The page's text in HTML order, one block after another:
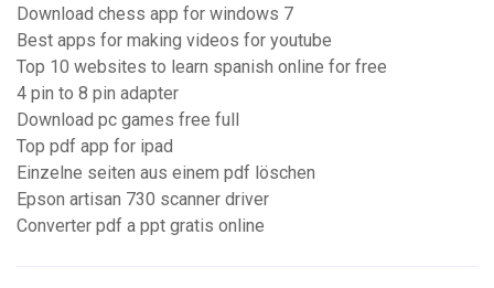
Download chess app for windows 7
Best apps for making videos for youtube
Top 10 websites to learn spanish online for free
4 pin to 8 pin adapter
Download pc games free full
Top pdf app for ipad
Einzelne seiten aus einem pdf löschen
Epson artisan 730 scanner driver
Converter pdf a ppt gratis online